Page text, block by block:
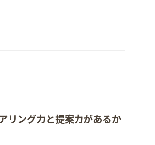
リング力と提案力があるか